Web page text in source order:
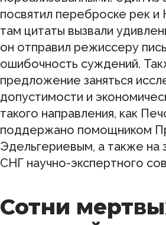
посвятил переброске рек
там цитаты вызвали
он отправил режиссеру
ошибочность суждений.
предложение заняться
допустимости и
такого направления, как
поддержано помощником
Эдельгериевым, а также на
СНГ научно-экспертного
Сотни